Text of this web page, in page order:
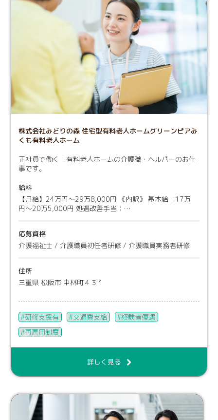
株式会社みどりの森 住宅型有料老人ホームグリーンピアみ
くも有料老人ホーム
正社員で働く！有料老人ホームの介護職・ヘルパーのお仕
事です。
給料
【月給】24万円〜29万8,000円 《内訳》 基本給：17万
円〜20万5,000円 処遇改善手当：…
応募資格
介護福祉士 / 介護職員初任者研修 / 介護職員実務者研修
住所
三重県 松阪市 中林町４３１
研修支援有 交通費支給
経験者優遇
再雇用制度
詳しく見る